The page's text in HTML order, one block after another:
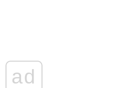
ad